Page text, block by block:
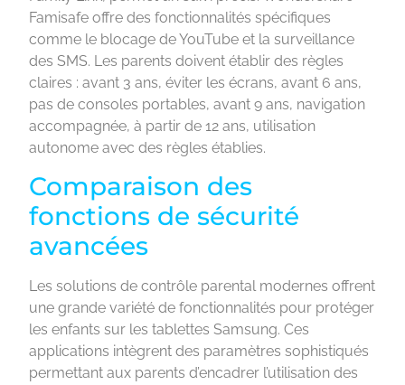
Famisafe offre des fonctionnalités spécifiques
comme le blocage de YouTube et la surveillance
des SMS. Les parents doivent établir des règles
claires : avant 3 ans, éviter les écrans, avant 6 ans,
pas de consoles portables, avant 9 ans, navigation
accompagnée, à partir de 12 ans, utilisation
autonome avec des règles établies.
Comparaison des
fonctions de sécurité
avancées
Les solutions de contrôle parental modernes offrent
une grande variété de fonctionnalités pour protéger
les enfants sur les tablettes Samsung. Ces
applications intègrent des paramètres sophistiqués
permettant aux parents d’encadrer l’utilisation des